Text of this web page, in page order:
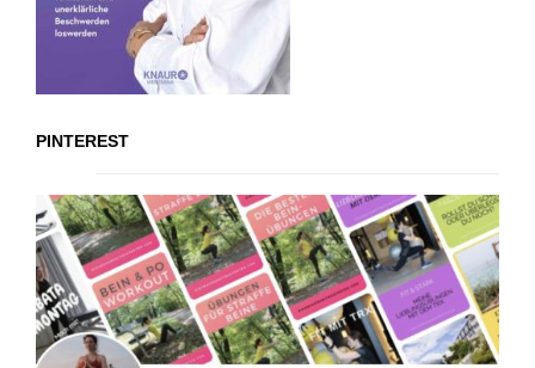
PINTEREST